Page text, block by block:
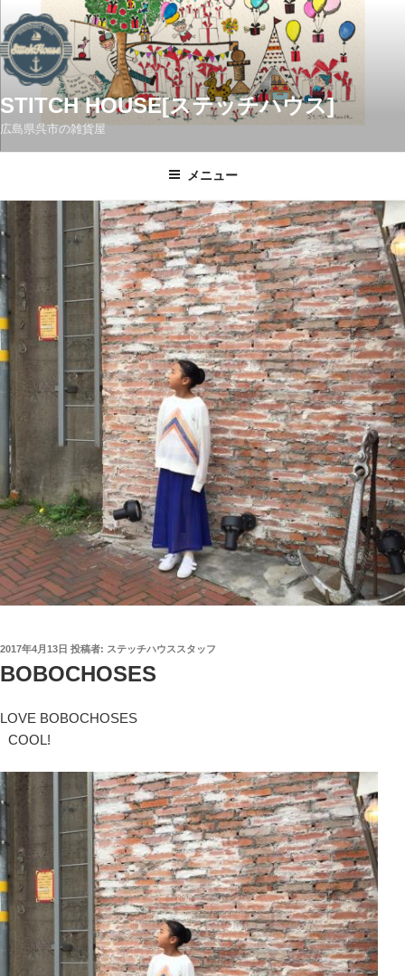
ン
テ
ン
ツ
へ
プ
STITCH HOUSE[ステッチハウス]
広島県呉市の雑貨屋
メニュー
投
稿
日:
2017年4月13日 投稿者: ステッチハウススタッフ
BOBOCHOSES
LOVE BOBOCHOSES
COOL!